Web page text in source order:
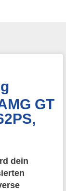
GT
dein